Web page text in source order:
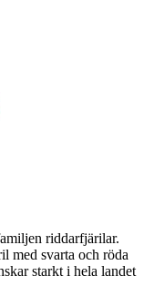
riddarfjärilar.
med svarta och röda
starkt i hela landet